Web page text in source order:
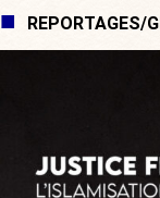
REPORTAGES/